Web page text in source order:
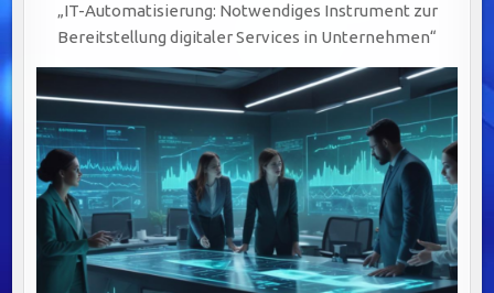
„IT-Automatisierung: Notwendiges Instrument zur
Bereitstellung digitaler Services in Unternehmen“